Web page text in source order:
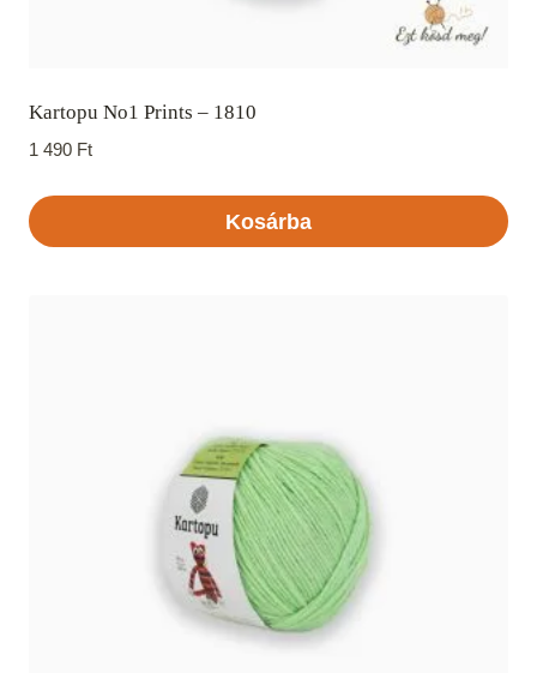
Kartopu No1 Prints – 1810
1 490 Ft
Kosárba